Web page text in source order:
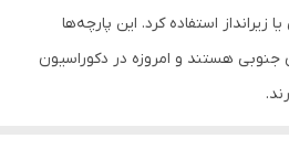
زیرانداز استفاده کرد. این پارچه‌ها
جنوبی هستند و امروزه در دکوراسیون